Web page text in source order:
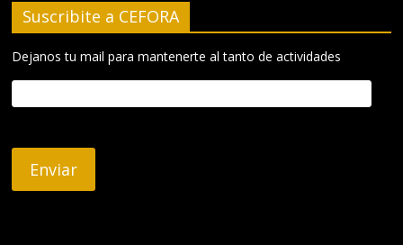
Suscribite a CEFORA
Dejanos tu mail para mantenerte al tanto de actividades